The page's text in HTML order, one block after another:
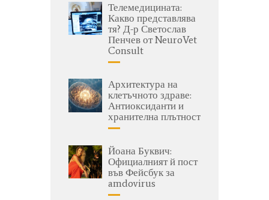
Телемедицината:
Какво представлява
тя? Д-р Светослав
Пенчев от NeuroVet
Consult
Архитектура на
клетъчното здраве:
Антиоксиданти и
хранителна плътност
Йоана Буквич:
Официалният й пост
във Фейсбук за
amdovirus